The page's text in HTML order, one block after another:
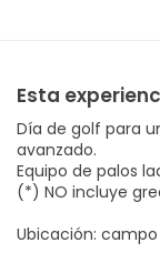
Esta
Día de golf para
avanzado.
Equipo de palos
(*) NO incluye
Ubicación: